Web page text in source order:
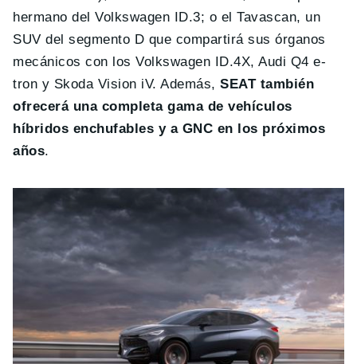
hermano del Volkswagen ID.3; o el Tavascan, un
SUV del segmento D que compartirá sus órganos
mecánicos con los Volkswagen ID.4X, Audi Q4 e-
tron y Skoda Vision iV. Además,SEAT también
ofrecerá una completa gama de vehículos
híbridos enchufables y a GNC en los próximos
años.